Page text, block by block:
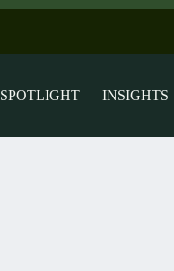
SPOTLIGHT INSIGHTS